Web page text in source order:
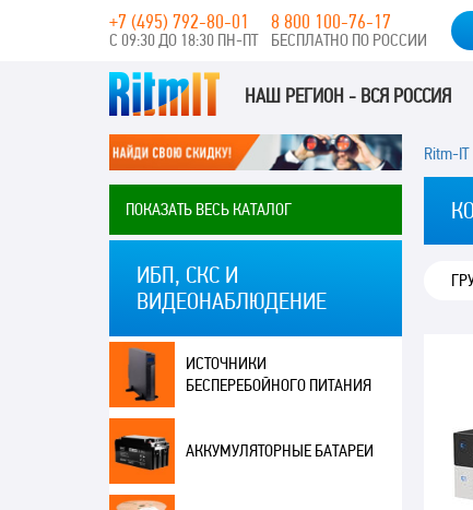
+7 (495) 792-80-01
С 09:30 ДО 18:30 ПН-ПТ
8 800 100-76-17
БЕСПЛАТНО ПО РОССИИ
НАШ РЕГИОН - ВСЯ РОССИЯ
ПОКАЗАТЬ ВЕСЬ КАТАЛОГ
ИБП, СКС И
ВИДЕОНАБЛЮДЕНИЕ
ИСТОЧНИКИ
БЕСПЕРЕБОЙНОГО ПИТАНИЯ
АККУМУЛЯТОРНЫЕ БАТАРЕИ
Ritm-IT